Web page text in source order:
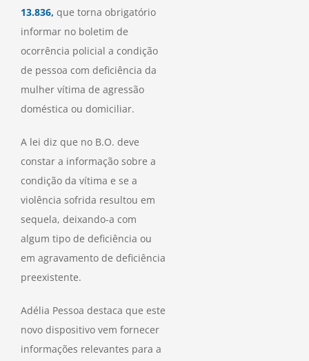
13.836, que torna obrigatório
informar no boletim de
ocorrência policial a condição
de pessoa com deficiência da
mulher vítima de agressão
doméstica ou domiciliar.
A lei diz que no B.O. deve
constar a informação sobre a
condição da vítima e se a
violência sofrida resultou em
sequela, deixando-a com
algum tipo de deficiência ou
em agravamento de deficiência
preexistente.
Adélia Pessoa destaca que este
novo dispositivo vem fornecer
informações relevantes para a